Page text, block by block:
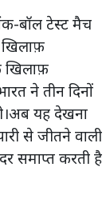
बॉल टेस्ट मैच
खिलाफ़
खिलाफ़
ने तीन दिनों
यह देखना
से जीतने वाली
समाप्त करती है